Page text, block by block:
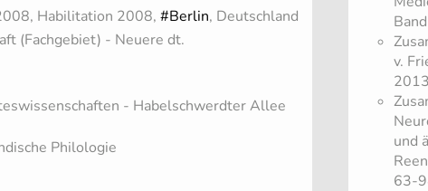
Habilitation 2008, #Berlin, Deutschland
(Fachgebiet) - Neuere dt.
- Habelschwerdter Allee
Philologie
v.
und
63-